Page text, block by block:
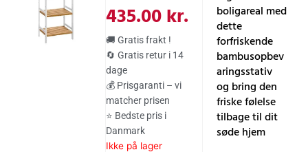
oprindelige
pris
var:
525.00 kr..
435.00kr.aktuelle
pris
435.00 kr..
🚚 Gratis frakt !
🔄 Gratis retur i 14
dage
💰 Prisgaranti – vi
matcher prisen
⭐ Bedste pris i
Danmark
Ikke på lager
boligareal med
dette
forfriskende
bambusopbev
aringsstativ
og bring den
friske følelse
tilbage til dit
søde hjem